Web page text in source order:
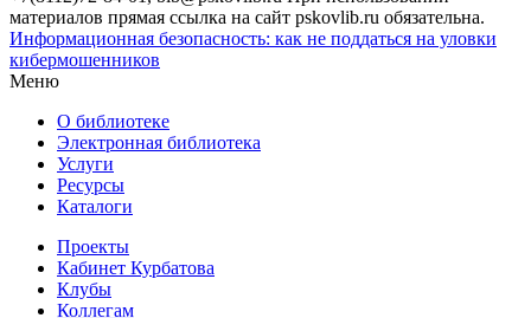
материалов прямая ссылка на сайт pskovlib.ru обязательна.
Информационная безопасность: как не поддаться на уловки
кибермошенников
Меню
О библиотеке
Электронная библиотека
Услуги
Ресурсы
Каталоги
Проекты
Кабинет Курбатова
Клубы
Коллегам